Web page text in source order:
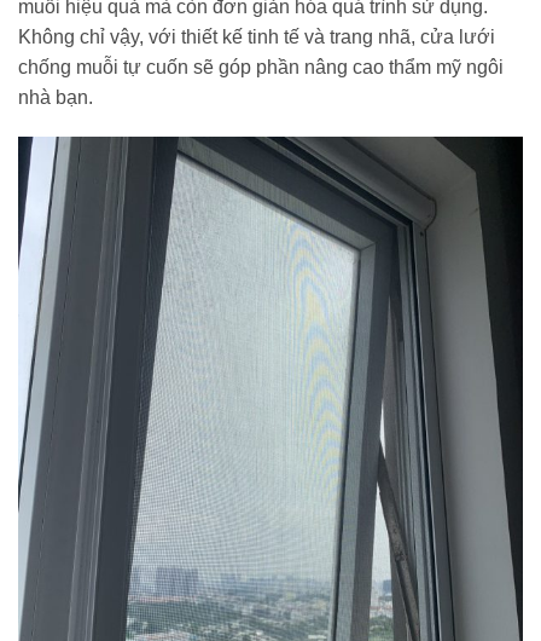
muỗi hiệu quả mà còn đơn giản hóa quá trình sử dụng.
Không chỉ vậy, với thiết kế tinh tế và trang nhã, cửa lưới
chống muỗi tự cuốn sẽ góp phần nâng cao thẩm mỹ ngôi
nhà bạn.